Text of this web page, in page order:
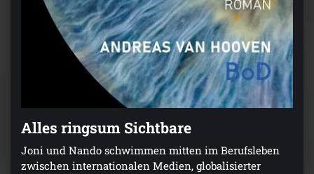
Alles ringsum Sichtbare
Joni und Nando schwimmen mitten im Berufsleben
zwischen internationalen Medien, globalisierter